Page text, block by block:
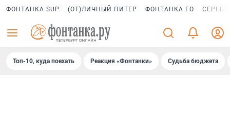
ФОНТАНКА SUP (ОТ)ЛИЧНЫЙ ПИТЕР ФОНТАНКА ГО
Топ-10, куда поехать Реакция «Фонтанки» Судьба бюджета